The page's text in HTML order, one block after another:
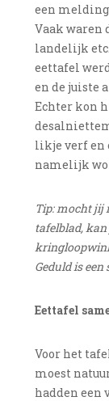
een
Vaak waren
landelijk
eettafel
en de juiste
Echter kon
likje verf en
namelijk
Tip: mocht jij
tafelblad,
Geduld is
Eettafel
Voor het
moest
hadden een